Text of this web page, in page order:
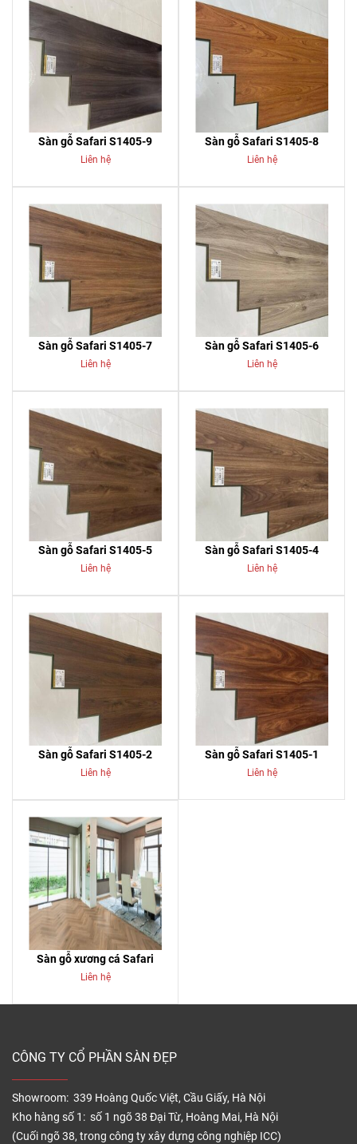
Sàn gỗ Safari S1405-9
Liên hệ
Sàn gỗ Safari S1405-8
Liên hệ
Sàn gỗ Safari S1405-7
Liên hệ
Sàn gỗ Safari S1405-6
Liên hệ
Sàn gỗ Safari S1405-5
Liên hệ
Sàn gỗ Safari S1405-4
Liên hệ
Sàn gỗ Safari S1405-2
Liên hệ
Sàn gỗ Safari S1405-1
Liên hệ
Sàn gỗ xương cá Safari
Liên hệ
CÔNG TY CỔ PHẦN SÀN ĐẸP
Showroom: 339 Hoàng Quốc Việt, Cầu Giấy, Hà Nội
Kho hàng số 1: số 1 ngõ 38 Đại Từ, Hoàng Mai, Hà Nội
(Cuối ngõ 38, trong công ty xây dựng công nghiệp ICC)